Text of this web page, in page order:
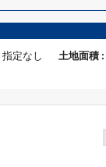
指定なし 土地面積 :